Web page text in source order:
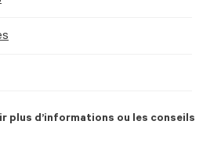
plus d’informations ou les conseils